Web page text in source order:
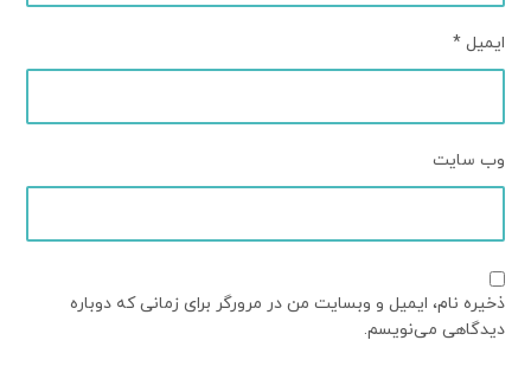
ایمیل*
وب‌ سایت
ذخیره نام، ایمیل و وبسایت من در مرورگر برای زمانی که دوباره
دیدگاهی می‌نویسم.